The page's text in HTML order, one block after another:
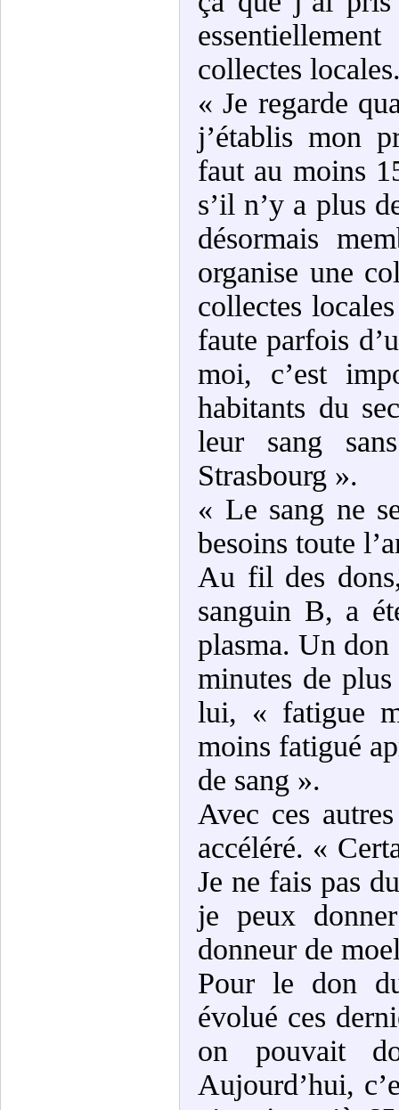
collectes
« Je regarde
j’établis mon
faut au moins
s’il n’y a plus
désormais
organise une
collectes
faute parfois
moi, c’est
habitants du
leur sang
Strasbourg ».
« Le sang ne
besoins toute
Au fil des
sanguin B, a
plasma. Un
minutes de
lui, « fatigue
moins fatigué
de sang ».
Avec ces
accéléré. «
Je ne fais pas
je peux
donneur de
Pour le don
évolué ces
on pouvait
Aujourd’hui,